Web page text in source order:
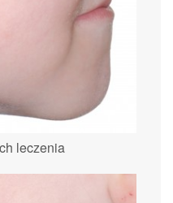
leczenia